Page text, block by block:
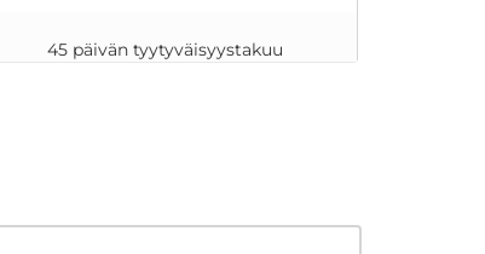
45 päivän tyytyväisyystakuu